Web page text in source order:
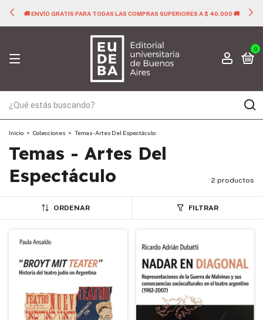
🚚 ENVÍO GRATIS PARA TODAS LAS COMPRAS SUPERIORES A $ 40.000 🚚
0
Inicio > Colecciones > Temas - Artes Del Espectáculo
Temas - Artes Del
Espectáculo
2 productos
ORDENAR FILTRAR